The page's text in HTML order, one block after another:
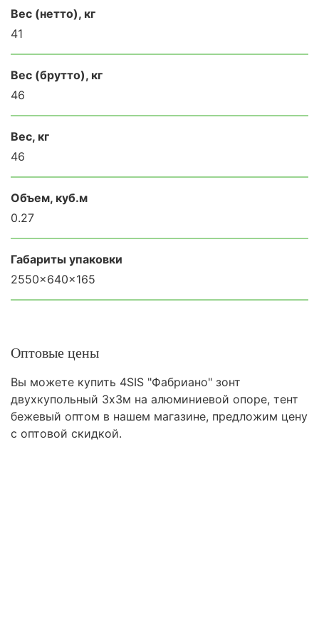
Вес (нетто), кг
41
Вес (брутто), кг
46
Вес, кг
46
Объем, куб.м
0.27
Габариты упаковки
2550×640×165
Оптовые цены
Вы можете купить 4SIS "Фабриано" зонт
двухкупольный 3x3м на алюминиевой опоре, тент
бежевый оптом в нашем магазине, предложим цену
с оптовой скидкой.